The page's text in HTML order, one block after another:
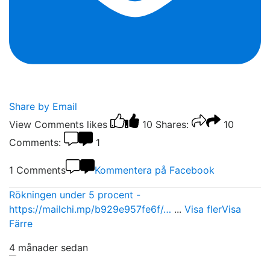
Share by Email
View Comments likes 10 Shares:
10
Comments:
1
1 Comments Kommentera på Facebook
Rökningen under 5 procent -
https://mailchi.mp/b929e957fe6f/… ... Visa flerVisa
Färre
4 månader sedan